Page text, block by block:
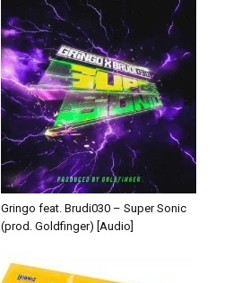
Gringo feat. Brudi030 – Super Sonic
(prod. Goldfinger) [Audio]